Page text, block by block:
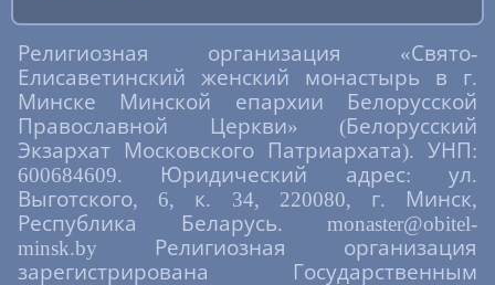
Религиозная организация «Свято-
Елисаветинский женский монастырь в г.
Минске Минской епархии Белорусской
Православной Церкви» (Белорусский
Экзархат Московского Патриархата). УНП:
600684609. Юридический адрес: ул.
Выготского, 6, к. 34, 220080, г. Минск,
Республика Беларусь. monaster@obitel-
minsk.by Религиозная организация
зарегистрирована Государственным